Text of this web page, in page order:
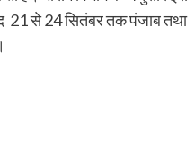
21 से 24 सितंबर तक पंजाब तथा